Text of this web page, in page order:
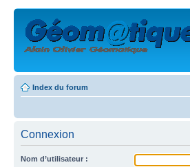
Index du forum
Connexion
Nom d’utilisateur :